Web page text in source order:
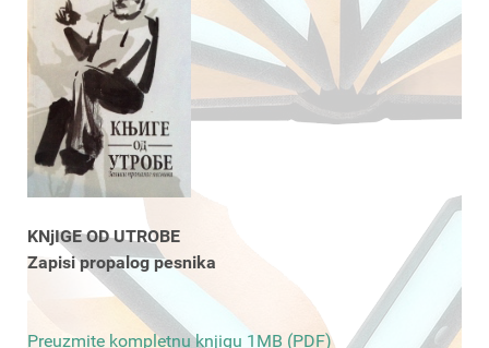
KNjIGE OD UTROBE
Zapisi propalog pesnika
Preuzmite kompletnu knjigu 1MB (PDF)